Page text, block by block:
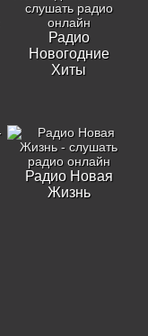
Радио
Новогодние
Хиты
Радио Новая
Жизнь